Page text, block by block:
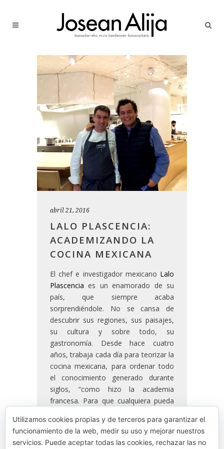
abril 21, 2016
LALO PLASCENCIA:
ACADEMIZANDO LA
COCINA MEXICANA
El chef e investigador mexicano Lalo
Plascencia es un enamorado de su
país, que siempre acaba
sorprendiéndole. No se cansa de
descubrir sus regiones, sus paisajes,
su cultura y sobre todo, su
gastronomía. Desde hace cuatro
años, trabaja cada día para teorizar la
cocina mexicana, para ordenar todo
el conocimiento generado durante
siglos, “como hizo la academia
francesa. Para que cualquiera pueda
siendo mexicano”. Y para desmontar
los tópicos que rodean a la cocina de
su país.
Utilizamos cookies propias y de terceros para garantizar el
funcionamiento de la web, medir su uso y mejorar nuestros
servicios. Puede aceptar todas las cookies, rechazar las no